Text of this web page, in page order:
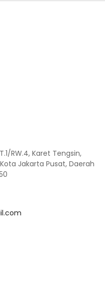
RW.4, Karet Tengsin,
Jakarta Pusat, Daerah